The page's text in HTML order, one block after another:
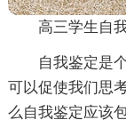
高三学生自
自我鉴定是
可以促使我们思
么自我鉴定应该